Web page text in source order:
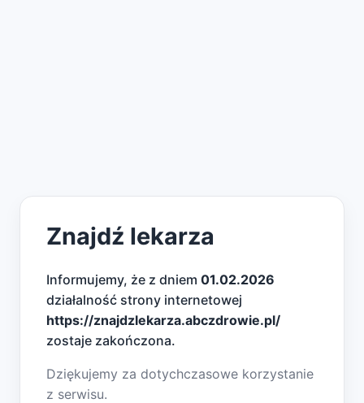
Znajdź lekarza
Informujemy, że z dniem 01.02.2026
działalność strony internetowej
https://znajdzlekarza.abczdrowie.pl/
zostaje zakończona.
Dziękujemy za dotychczasowe korzystanie
z serwisu.